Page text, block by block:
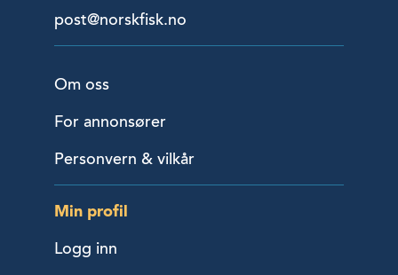
post@norskfisk.no
Om oss
For annonsører
Personvern & vilkår
Min profil
Logg inn